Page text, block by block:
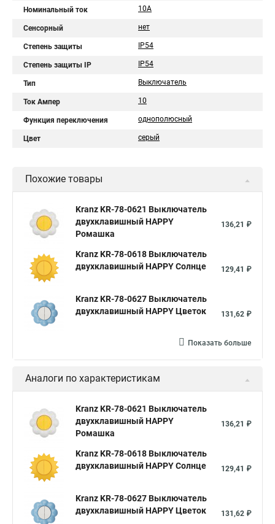
Номинальный ток 10A
Сенсорный нет
Степень защиты IP54
Степень защиты IP IP54
Тип Выключатель
Ток Ампер 10
Функция переключения однополюсный
Цвет серый
Похожие товары
Kranz KR-78-0621 Выключатель
двухклавишный HAPPY
Ромашка
136,21 ₽
Kranz KR-78-0618 Выключатель
двухклавишный HAPPY Солнце
129,41 ₽
Kranz KR-78-0627 Выключатель
двухклавишный HAPPY Цветок
131,62 ₽
Показать больше
Аналоги по характеристикам
Kranz KR-78-0621 Выключатель
двухклавишный HAPPY
Ромашка
136,21 ₽
Kranz KR-78-0618 Выключатель
двухклавишный HAPPY Солнце
129,41 ₽
Kranz KR-78-0627 Выключатель
двухклавишный HAPPY Цветок
131,62 ₽